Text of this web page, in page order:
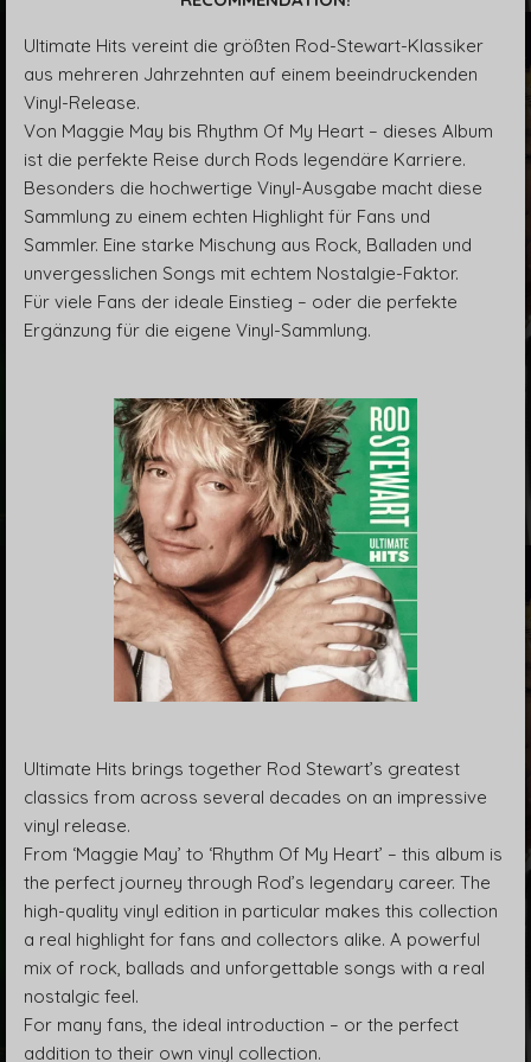
Ultimate Hits vereint die größten Rod-Stewart-Klassiker
aus mehreren Jahrzehnten auf einem beeindruckenden
Vinyl-Release.
Von Maggie May bis Rhythm Of My Heart – dieses Album
ist die perfekte Reise durch Rods legendäre Karriere.
Besonders die hochwertige Vinyl-Ausgabe macht diese
Sammlung zu einem echten Highlight für Fans und
Sammler. Eine starke Mischung aus Rock, Balladen und
unvergesslichen Songs mit echtem Nostalgie-Faktor.
Für viele Fans der ideale Einstieg – oder die perfekte
Ergänzung für die eigene Vinyl-Sammlung.
Ultimate Hits brings together Rod Stewart’s greatest
classics from across several decades on an impressive
vinyl release.
From ‘Maggie May’ to ‘Rhythm Of My Heart’ – this album is
the perfect journey through Rod’s legendary career. The
high-quality vinyl edition in particular makes this collection
a real highlight for fans and collectors alike. A powerful
mix of rock, ballads and unforgettable songs with a real
nostalgic feel.
For many fans, the ideal introduction – or the perfect
addition to their own vinyl collection.